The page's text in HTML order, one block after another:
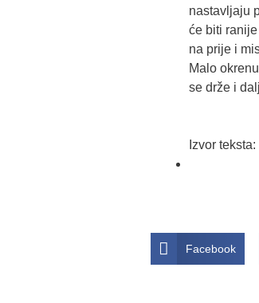
nastavljaju
će biti
na prije i
Malo
se drže i
Izvor teksta:
Facebook